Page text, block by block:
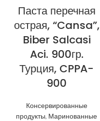
Паста перечная
острая, “Cansa”,
Biber Salcasi
Aci. 900гр.
Турция, CPPA-
900
Консервированные
продукты, Маринованные